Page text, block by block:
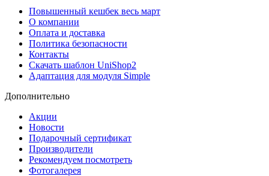
Повышенный кешбек весь март
О компании
Оплата и доставка
Политика безопасности
Контакты
Скачать шаблон UniShop2
Адаптация для модуля Simple
Дополнительно
Акции
Новости
Подарочный сертификат
Производители
Рекомендуем посмотреть
Фотогалерея